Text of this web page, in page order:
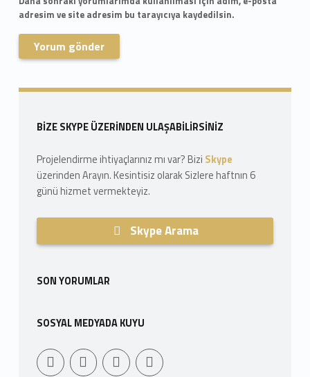
adresim ve site adresim bu tarayıcıya kaydedilsin.
Sidebar
BIZE SKYPE ÜZERINDEN ULAŞABILIRSINIZ
Projelendirme ihtiyaçlarınız mı var? Bizi Skype
üzerinden Arayın. Kesintisiz olarak Sizlere haftnın 6
günü hizmet vermekteyiz.
Skype Arama
SON YORUMLAR
SOSYAL MEDYADA KUYU
WebMan on Facebook
YoutubeWebMan DesignSepet